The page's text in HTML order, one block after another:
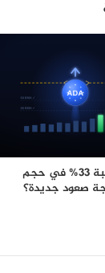
كاردانو تسجل قفزة بنسبة 33% في حجم
صعود جديدة؟